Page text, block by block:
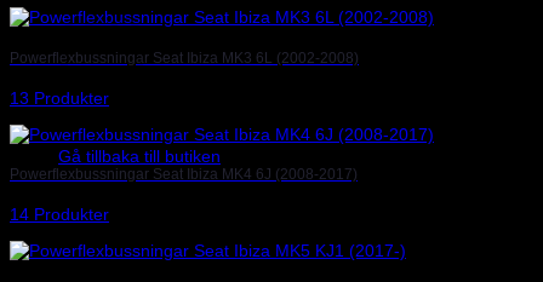
Gå tillbaka till butiken
Powerflexbussningar Seat Ibiza MK3 6L (2002-2008)
13 Produkter
Powerflexbussningar Seat Ibiza MK4 6J (2008-2017)
14 Produkter